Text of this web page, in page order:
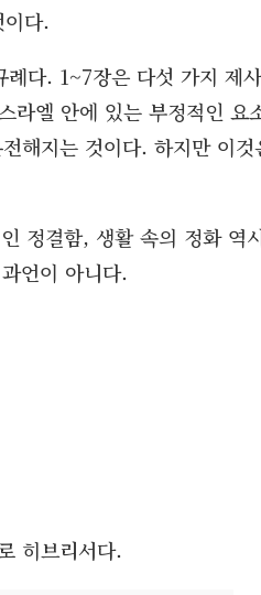
다.
다. 1~7장은 다섯 가지 제사
라엘 안에 있는 부정적인 요
해지는 것이다. 하지만 이것
정결함, 생활 속의 정화 역
언이 아니다.
히브리서다.